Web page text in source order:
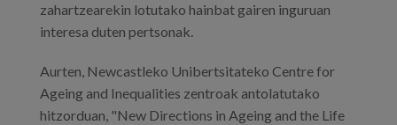
zahartzearekin lotutako hainbat gairen inguruan
interesa duten pertsonak.
Aurten, Newcastleko Unibertsitateko Centre for
Ageing and Inequalities zentroak antolatutako
hitzorduan, "New Directions in Ageing and the Life